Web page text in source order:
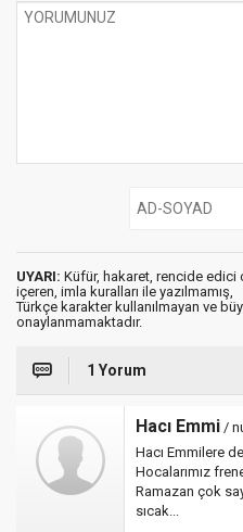
UYARI: Küfür, hakaret, rencide edici
içeren, imla kuralları ile yazılmamış,
Türkçe karakter kullanılmayan ve
onaylanmamaktadır.
1 Yorum
Hacı Emmi /
Hacı Emmilere
Hocalarımız
Ramazan çok
sıcak...